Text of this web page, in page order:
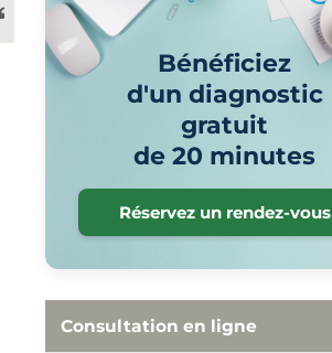
Bénéficiez
d'un diagnostic
gratuit
de 20 minutes
Réservez un rendez-vous
Consultation en ligne